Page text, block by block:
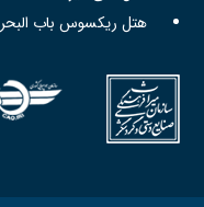
هتل ریکسوس باب البحر